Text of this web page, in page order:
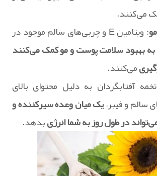
می‌کنند.
: ویتامین E و چربی‌های سالم موجود در
به بهبود سلامت پوست و مو کمک می‌کنند
می‌کنند.
آفتابگردان به دلیل محتوای بالای
سالم و فیبر،یک میان وعده سیرکننده و
در طول روز به شما انرژیبدهد.